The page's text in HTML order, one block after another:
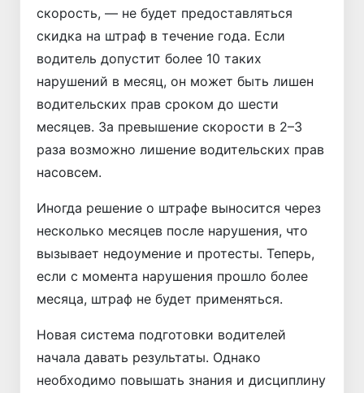
скорость, — не будет предоставляться
скидка на штраф в течение года. Если
водитель допустит более 10 таких
нарушений в месяц, он может быть лишен
водительских прав сроком до шести
месяцев. За превышение скорости в 2–3
раза возможно лишение водительских прав
насовсем.
Иногда решение о штрафе выносится через
несколько месяцев после нарушения, что
вызывает недоумение и протесты. Теперь,
если с момента нарушения прошло более
месяца, штраф не будет применяться.
Новая система подготовки водителей
начала давать результаты. Однако
необходимо повышать знания и дисциплину